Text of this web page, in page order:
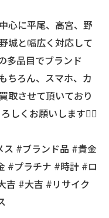
心に平尾、高宮、野
と幅広く対応して
多品目でブランド
ちろん、スマホ、カ
取させて頂いており
しくお願いします🙇‍♂️
#ブランド品 #貴金
#プラチナ #時計 #ロ
吉 #大吉 #リサイク